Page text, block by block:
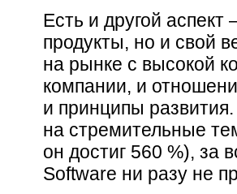
Есть и другой
продукты, но и свой
на рынке с высокой
компании, и
и принципы
на стремительные
он достиг 560 %), за
Software ни разу не